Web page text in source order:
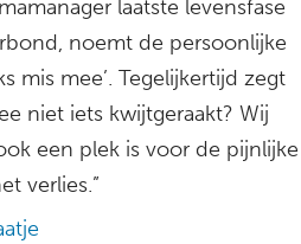
laatste levensfase
noemt de persoonlijke
mis mee’. Tegelijkertijd zegt
niet iets kwijtgeraakt? Wij
een plek is voor de pijnlijke
verlies.”